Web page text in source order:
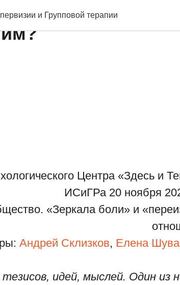
и Групповой терапии
сообщество
Центра «Здесь и
ИСиГРа 20 ноября
«Зеркала боли» и
Андрей Склизков, Елена
идей, мыслей. Один из